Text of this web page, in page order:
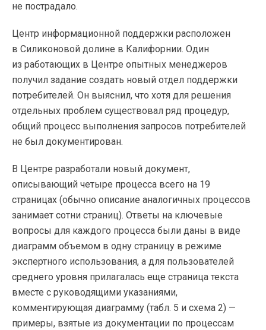
не пострадало.
Центр информационной поддержки расположен
в Силиконовой долине в Калифорнии. Один
из работающих в Центре опытных менеджеров
получил задание создать новый отдел поддержки
потребителей. Он выяснил, что хотя для решения
отдельных проблем существовал ряд процедур,
общий процесс выполнения запросов потребителей
не был документирован.
В Центре разработали новый документ,
описывающий четыре процесса всего на 19
страницах (обычно описание аналогичных процессов
занимает сотни страниц). Ответы на ключевые
вопросы для каждого процесса были даны в виде
диаграмм объемом в одну страницу в режиме
экспертного использования, а для пользователей
среднего уровня прилагалась еще страница текста
вместе с руководящими указаниями,
комментирующая диаграмму (табл. 5 и схема 2) —
примеры, взятые из документации по процессам